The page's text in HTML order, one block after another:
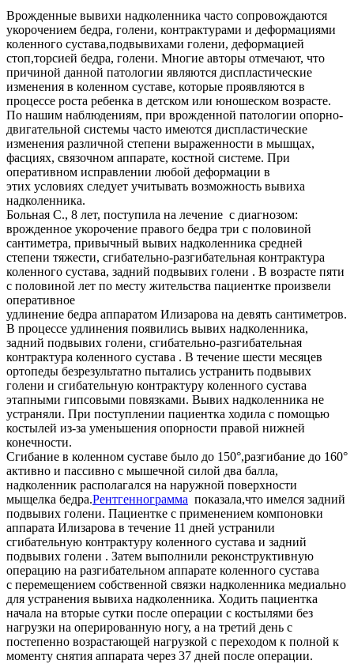
Врожденные вывихи надколенника часто сопровождаются
укорочением бедра, голени, контрактурами и деформациями
коленного сустава,подвывихами голени, деформацией
стоп,торсией бедра, голени. Многие авторы отмечают, что
причиной данной патологии являются диспластические
изменения в коленном суставе, которые проявляются в
процессе роста ребенка в детском или юношеском возрасте.
По нашим наблюдениям, при врожденной патологии опорно-
двигательной системы часто имеются диспластические
изменения различной степени выраженности в мышцах,
фасциях, связочном аппарате, костной системе. При
оперативном исправлении любой деформации в
этих условиях следует учитывать возможность вывиха
надколенника.
Больная С., 8 лет, поступила на лечение с диагнозом:
врожденное укорочение правого бедра три с половиной
сантиметра, привычный вывих надколенника средней
степени тяжести, сгибательно-разгибательная контрактура
коленного сустава, задний подвывих голени . В возрасте пяти
с половиной лет по месту жительства пациентке произвели
оперативное
удлинение бедра аппаратом Илизарова на девять сантиметров.
В процессе удлинения появились вывих надколенника,
задний подвывих голени, сгибательно-разгибательная
контрактура коленного сустава . В течение шести месяцев
ортопеды безрезультатно пытались устранить подвывих
голени и сгибательную контрактуру коленного сустава
этапными гипсовыми повязками. Вывих надколенника не
устраняли. При поступлении пациентка ходила с помощью
костылей из-за уменьшения опорности правой нижней
конечности.
Сгибание в коленном суставе было до 150°,разгибание до 160°
активно и пассивно с мышечной силой два балла,
надколенник располагался на наружной поверхности
мыщелка бедра.Рентгеннограмма показала,что имелся задний
подвывих голени. Пациентке с применением компоновки
аппарата Илизарова в течение 11 дней устранили
сгибательную контрактуру коленного сустава и задний
подвывих голени . Затем выполнили реконструктивную
операцию на разгибательном аппарате коленного сустава
с перемещением собственной связки надколенника медиально
для устранения вывиха надколенника. Ходить пациентка
начала на вторые сутки после операции с костылями без
нагрузки на оперированную ногу, а на третий день с
постепенно возрастающей нагрузкой с переходом к полной к
моменту снятия аппарата через 37 дней после операции.